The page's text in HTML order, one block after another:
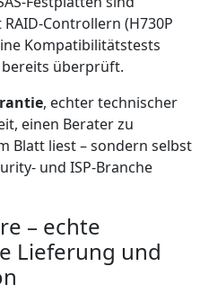
Controllern (H730P
Kompatibilitätstests
überprüft.
, echter technischer
einen Berater zu
Blatt liest – sondern selbst
und ISP-Branche
– echte
Lieferung und